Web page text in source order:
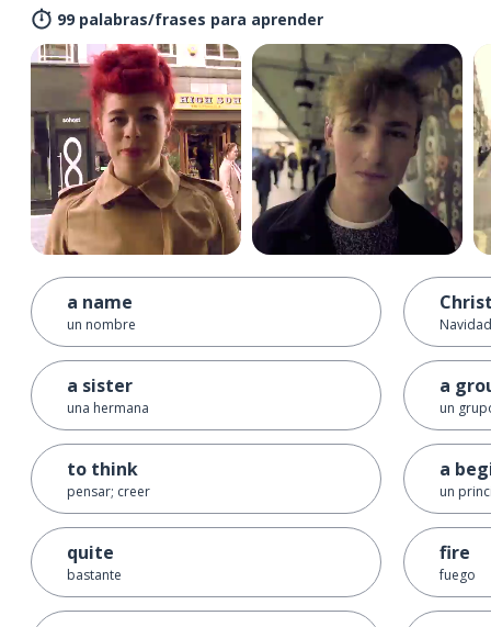
99 palabras/frases para aprender
a name
un nombre
a sister
una hermana
to think
pensar; creer
quite
bastante
Navidad
a
un
a
un
fire
fuego